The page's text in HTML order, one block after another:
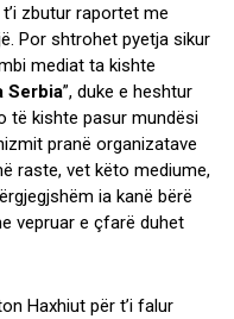
zbutur raportet me
Por shtrohet pyetja sikur
mediat ta kishte
Serbia”, duke e heshtur
të kishte pasur mundësi
pranë organizatave
raste, vet këto mediume,
ia kanë bërë
vepruar e çfarë duhet
Haxhiut për t’i falur